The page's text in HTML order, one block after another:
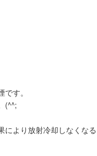
す。
(^^;
により放射冷却しなくなる